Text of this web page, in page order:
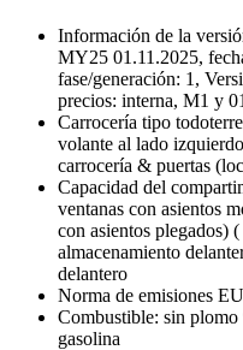
Información de la
MY25 01.11.2025,
fase/generación: 1,
precios: interna, M1 y
Carrocería tipo
volante al lado
carrocería & puertas
Capacidad del
ventanas con asientos
con asientos
almacenamiento
delantero
Norma de emisiones
Combustible: sin
gasolina